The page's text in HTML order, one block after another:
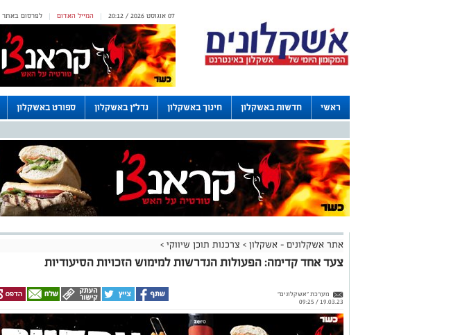
לפרסום באתר | המייל האדום | 07 אוגוסט 2026 / 20:12
ראשי חדשות באשקלון חינוך באשקלון נדל"ן באשקלון ספורט באשקלון
אתר אשקלונים - אשקלון > צרכנות תוכן שיווקי >
צעד אחד קדימה: הפעולות הנדרשות למימוש הזכויות הסיעודיות
מערכת "אשקלונים"
19.03.23 / 09:25